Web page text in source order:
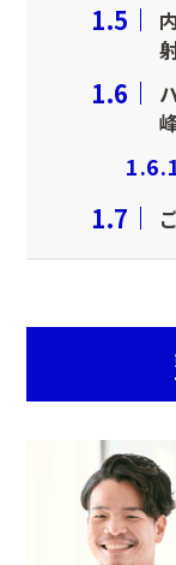
消化器科
健康診
1.5
1.6
1.7